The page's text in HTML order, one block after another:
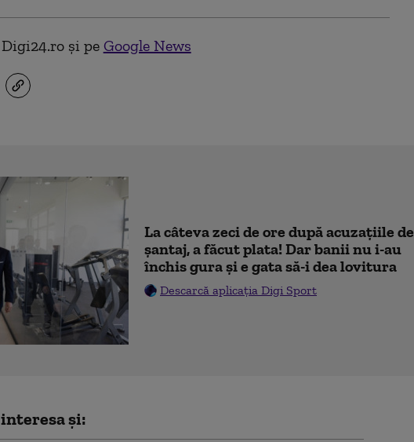
și pe Google News
La câteva zeci de ore după acuzațiile de
șantaj, a făcut plata! Dar banii nu i-au
închis gura și e gata să-i dea lovitura
Descarcă aplicația Digi Sport
și: